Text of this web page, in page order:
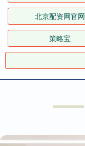
北京配资网官网
策略宝